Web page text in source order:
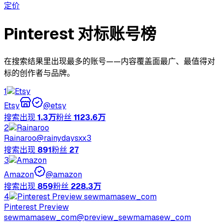
定价
Pinterest 对标账号榜
在搜索结果里出现最多的账号——内容覆盖面最广、最值得对
标的创作者与品牌。
1
Etsy
@etsy
搜索出现1.3万粉丝 1123.6万
2
Rainaroo@rainydaysxx3
搜索出现 891粉丝 27
3
Amazon
@amazon
搜索出现 859粉丝 228.3万
4
Pinterest Preview
sewmamasew_com@preview_sewmamasew_com